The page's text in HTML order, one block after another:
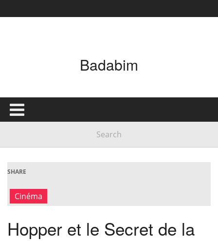
Badabim
SHARE
Cinéma
Hopper et le Secret de la